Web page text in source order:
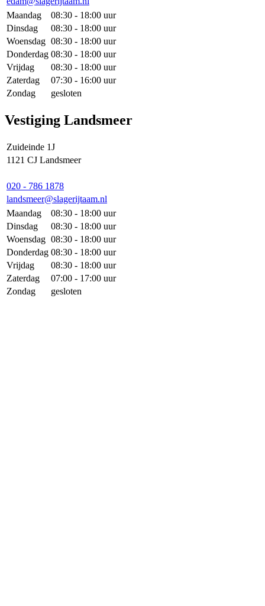
Maandag
08:30 - 18:00 uur
Dinsdag
08:30 - 18:00 uur
Woensdag 08:30 - 18:00 uur
Donderdag 08:30 - 18:00 uur
Vrijdag
08:30 - 18:00 uur
Zaterdag
07:30 - 16:00 uur
Zondag
gesloten
Vestiging Landsmeer
Zuideinde 1J
1121 CJ Landsmeer
020 - 786 1878
landsmeer@slagerijtaam.nl
Maandag
08:30 - 18:00 uur
Dinsdag
08:30 - 18:00 uur
Woensdag 08:30 - 18:00 uur
Donderdag 08:30 - 18:00 uur
Vrijdag
08:30 - 18:00 uur
Zaterdag
07:00 - 17:00 uur
Zondag
gesloten